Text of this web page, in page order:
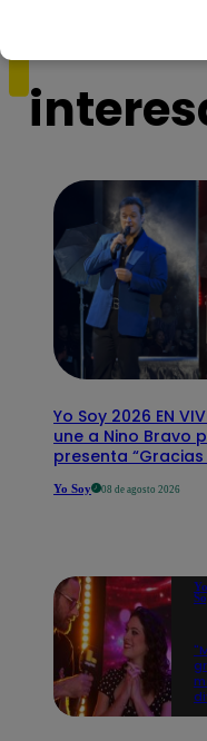
Yo Soy 2026 EN
une a Nino Bravo
presenta “Gracias
Yo Soy 08 de agosto 2026
Yo